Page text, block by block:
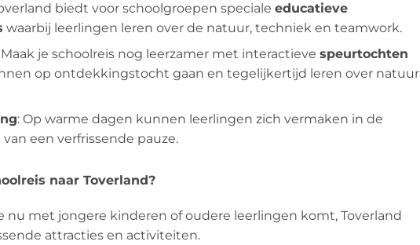
biedt voor schoolgroepen speciale educatieve
waarbij leerlingen leren over de natuur, techniek en teamwork.
Maak je schoolreis nog leerzamer met interactieve speurtochten
op ontdekkingstocht gaan en tegelijkertijd leren over natuur
: Op warme dagen kunnen leerlingen zich vermaken in de
een verfrissende pauze.
naar Toverland?
nu met jongere kinderen of oudere leerlingen komt, Toverland
attracties en activiteiten.